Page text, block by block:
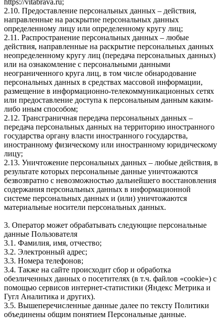
2.10. Предоставление персональных данных – действия,
направленные на раскрытие персональных данных
определенному лицу или определенному кругу лиц;
2.11. Распространение персональных данных – любые
действия, направленные на раскрытие персональных данных
неопределенному кругу лиц (передача персональных данных)
или на ознакомление с персональными данными
неограниченного круга лиц, в том числе обнародование
персональных данных в средствах массовой информации,
размещение в информационно-телекоммуникационных сетях
или предоставление доступа к персональным данным каким-
либо иным способом;
2.12. Трансграничная передача персональных данных –
передача персональных данных на территорию иностранного
государства органу власти иностранного государства,
иностранному физическому или иностранному юридическому
лицу;
2.13. Уничтожение персональных данных – любые действия, в
результате которых персональные данные уничтожаются
безвозвратно с невозможностью дальнейшего восстановления
содержания персональных данных в информационной
системе персональных данных и (или) уничтожаются
материальные носители персональных данных.
3. Оператор может обрабатывать следующие персональные
данные Пользователя
3.1. Фамилия, имя, отчество;
3.2. Электронный адрес;
3.3. Номера телефонов;
3.4. Также на сайте происходит сбор и обработка
обезличенных данных о посетителях (в т.ч. файлов «cookie») с
помощью сервисов интернет-статистики (Яндекс Метрика и
Гугл Аналитика и других).
3.5. Вышеперечисленные данные далее по тексту Политики
объединены общим понятием Персональные данные.